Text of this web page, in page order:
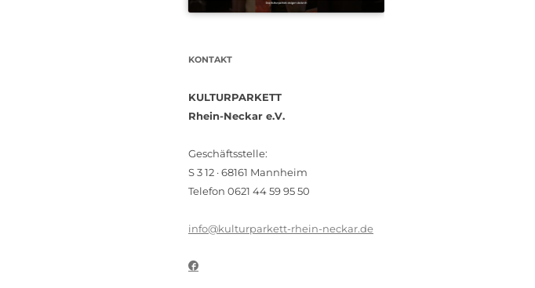
KONTAKT
KULTURPARKETT
Rhein-Neckar e.V.
Geschäftsstelle:
S 3 12 · 68161 Mannheim
Telefon 0621 44 59 95 50
info@kulturparkett-rhein-neckar.de